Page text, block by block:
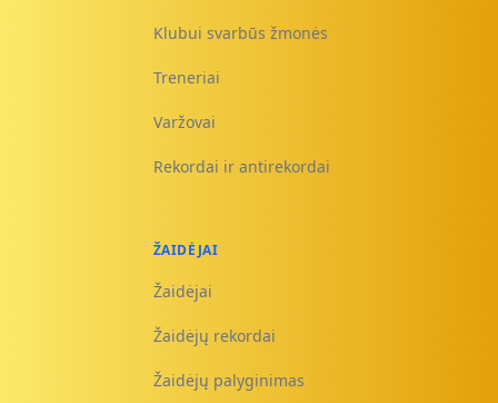
Klubui svarbūs žmonės
Treneriai
Varžovai
Rekordai ir antirekordai
ŽAIDĖJAI
Žaidėjai
Žaidėjų rekordai
Žaidėjų palyginimas